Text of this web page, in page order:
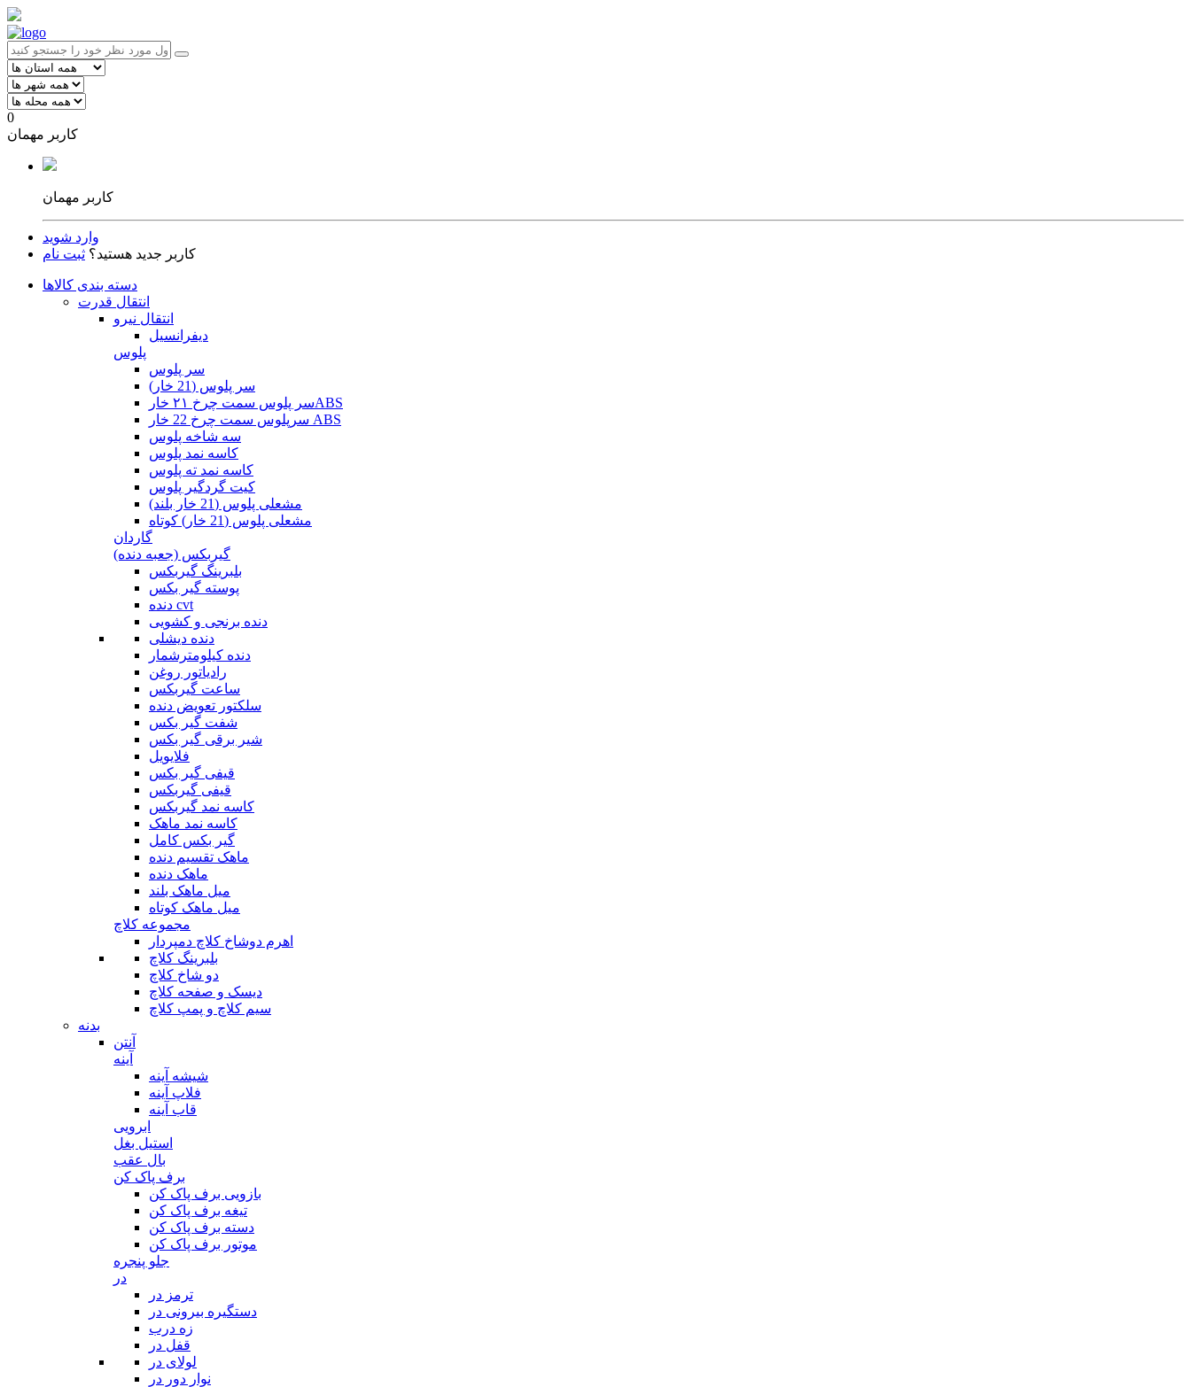
0
کاربر مهمان
کاربر مهمان
وارد شوید
کاربر جدید هستید؟ ثبت نام
دسته بندی کالاها
انتقال قدرت
انتقال نیرو
دیفرانسیل
پلوس
سر پلوس
سر پلوس (21 خار)
سر پلوس سمت چرخ ۲۱ خارABS
سرپلوس سمت چرخ 22 خار ABS
سه شاخه پلوس
کاسه نمد پلوس
کاسه نمد ته پلوس
کیت گردگیر پلوس
مشعلی پلوس (21 خار بلند)
مشعلی پلوس (21 خار) کوتاه
گاردان
گیربکس (جعبه دنده)
بلبرینگ گیربکس
پوسته گیر بکس
دنده cvt
دنده برنجی و کشویی
دنده دیشلی
دنده کیلومترشمار
رادیاتور روغن
ساعت گیربکس
سلکتور تعویض دنده
شفت گیر بکس
شیر برقی گیر بکس
فلایویل
قیفی گیر بکس
قیفی گیربکس
کاسه نمد گیربکس
کاسه نمد ماهک
گیر بکس کامل
ماهک تقسیم دنده
ماهک دنده
میل ماهک بلند
میل ماهک کوتاه
مجموعه کلاچ
اهرم دوشاخ کلاچ دمپردار
بلبرینگ کلاچ
دو شاخ کلاچ
دیسک و صفحه کلاچ
سیم کلاچ و پمپ کلاچ
بدنه
آنتن
آینه
شیشه آینه
فلاپ آینه
قاب آینه
ابرویی
استیل بغل
بال عقب
برف پاک کن
بازویی برف پاک کن
تیغه برف پاک کن
دسته برف پاک کن
موتور برف پاک کن
جلو پنجره
در
ترمز در
دستگیره بیرونی در
زه درب
قفل در
لولای در
نوار دور در